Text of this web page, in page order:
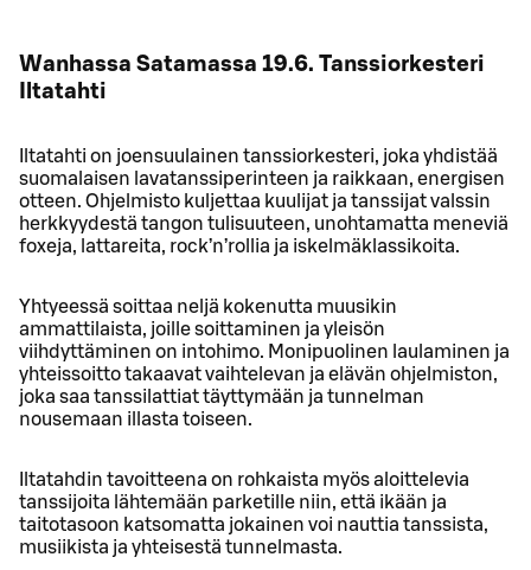
Wanhassa Satamassa 19.6. Tanssiorkesteri
Iltatahti
Iltatahti on joensuulainen tanssiorkesteri, joka yhdistää
suomalaisen lavatanssiperinteen ja raikkaan, energisen
otteen. Ohjelmisto kuljettaa kuulijat ja tanssijat valssin
herkkyydestä tangon tulisuuteen, unohtamatta meneviä
foxeja, lattareita, rock’n’rollia ja iskelmäklassikoita.
Yhtyeessä soittaa neljä kokenutta muusikin
ammattilaista, joille soittaminen ja yleisön
viihdyttäminen on intohimo. Monipuolinen laulaminen ja
yhteissoitto takaavat vaihtelevan ja elävän ohjelmiston,
joka saa tanssilattiat täyttymään ja tunnelman
nousemaan illasta toiseen.
Iltatahdin tavoitteena on rohkaista myös aloittelevia
tanssijoita lähtemään parketille niin, että ikään ja
taitotasoon katsomatta jokainen voi nauttia tanssista,
musiikista ja yhteisestä tunnelmasta.